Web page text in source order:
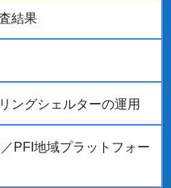
結果
ングシェルターの運用
PFI地域プラットフォー